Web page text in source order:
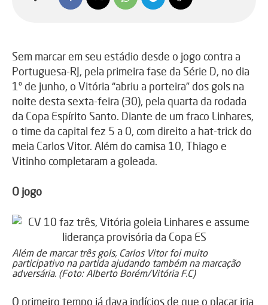
Sem marcar em seu estádio desde o jogo contra a
Portuguesa-RJ, pela primeira fase da Série D, no dia
1º de junho, o Vitória “abriu a porteira” dos gols na
noite desta sexta-feira (30), pela quarta da rodada
da Copa Espírito Santo. Diante de um fraco Linhares,
o time da capital fez 5 a 0, com direito a hat-trick do
meia Carlos Vitor. Além do camisa 10, Thiago e
Vitinho completaram a goleada.
O jogo
Além de marcar três gols, Carlos Vitor foi muito
participativo na partida ajudando também na marcação
adversária. (Foto: Alberto Borém/Vitória F.C)
O primeiro tempo já dava indícios de que o placar iria